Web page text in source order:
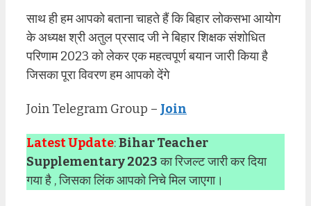
साथ ही हम आपको बताना चाहते हैं कि बिहार लोकसभा आयोग
के अध्यक्ष श्री अतुल प्रसाद जी ने बिहार शिक्षक संशोधित
परिणाम 2023 को लेकर एक महत्वपूर्ण बयान जारी किया है
जिसका पूरा विवरण हम आपको देंगे
Join Telegram Group – Join
Latest Update:Bihar Teacher
Supplementary 2023का रिजल्ट जारी कर दिया
गया है , जिसका लिंक आपको निचे मिल जाएगा।